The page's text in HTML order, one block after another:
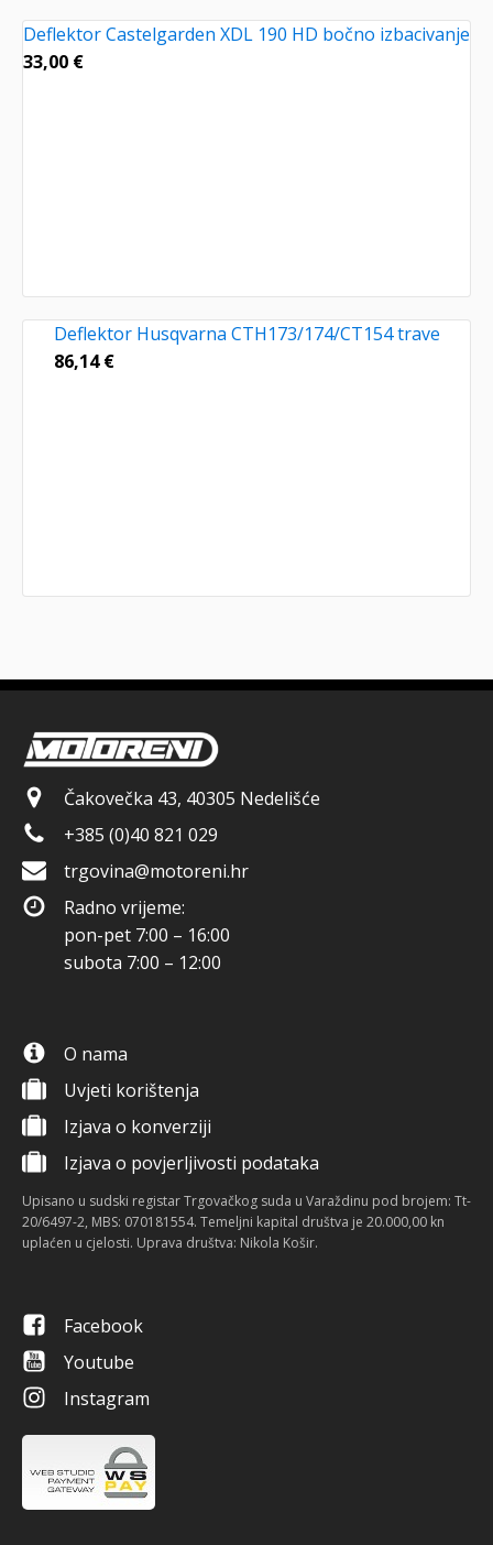
Deflektor Castelgarden XDL 190 HD bočno izbacivanje
33,00 €
Deflektor Husqvarna CTH173/174/CT154 trave
86,14€
Čakovečka 43, 40305 Nedelišće
+385 (0)40 821 029
trgovina@motoreni.hr
Radno vrijeme:
pon-pet 7:00 – 16:00
subota 7:00 – 12:00
O nama
Uvjeti korištenja
Izjava o konverziji
Izjava o povjerljivosti podataka
Upisano u sudski registar Trgovačkog suda u Varaždinu pod brojem: Tt-
20/6497-2, MBS: 070181554. Temeljni kapital društva je 20.000,00 kn
uplaćen u cjelosti. Uprava društva: Nikola Košir.
Facebook
Youtube
Instagram